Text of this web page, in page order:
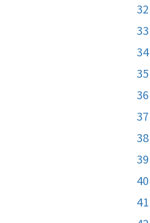
32
33
34
35
36
37
38
39
40
41